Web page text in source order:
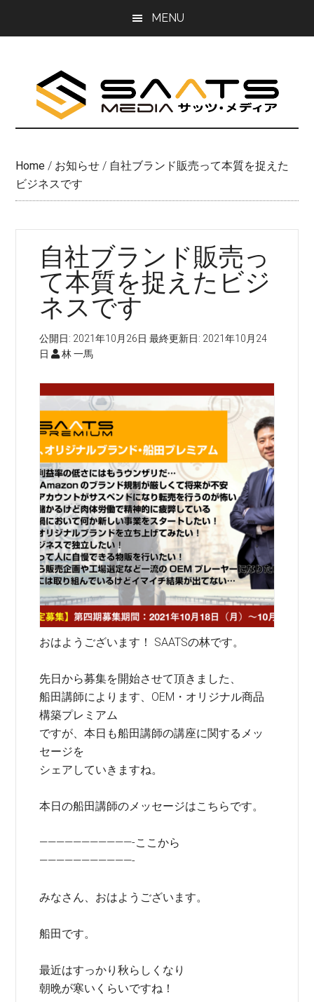
MENU
Home / お知らせ / 自社ブランド販売って本質を捉えた
ビジネスです
自社ブランド販売っ
て本質を捉えたビジ
ネスです
公開日: 2021年10月26日 最終更新日: 2021年10月24
日
林 一馬
おはようございます！ SAATSの林です。
先日から募集を開始させて頂きました、
船田講師によります、OEM・オリジナル商品
構築プレミアム
ですが、本日も船田講師の講座に関するメッ
セージを
シェアしていきますね。
本日の船田講師のメッセージはこちらです。
———————————-ここから
———————————-
みなさん、おはようございます。
船田です。
最近はすっかり秋らしくなり
朝晩が寒いくらいですね！